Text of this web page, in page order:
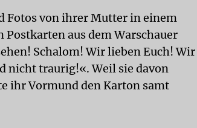
Fotos von ihrer Mutter in einem
aus dem Warschauer
Schalom! Wir lieben Euch! Wir
nicht traurig!«. Weil sie davon
ihr Vormund den Karton samt